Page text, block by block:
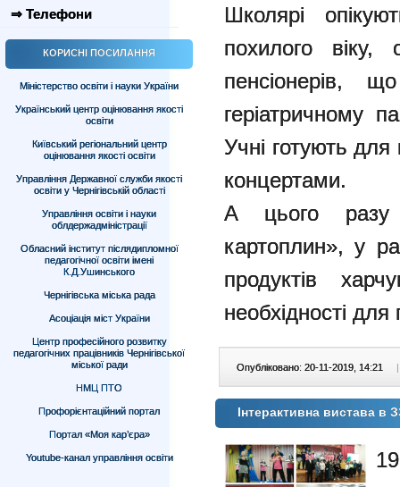
⇒ Телефони
КОРИСНІ ПОСИЛАННЯ
Міністерство освіти і науки України
Український центр оцінювання якості
освіти
Київський регіональний центр
оцінювання якості освіти
Управління Державної служби якості
освіти у Чернігівській області
Управління освіти і науки
облдержадміністрації
Обласний інститут післядипломної
педагогічної освіти імені
К.Д.Ушинського
Чернігівська міська рада
Асоціація міст України
Центр професійного розвитку
педагогічних працівників Чернігівської
міської ради
НМЦ ПТО
Профорієнтаційний портал
Портал «Моя кар’єра»
Youtube-канал управління освіти
Школярі
похилого віку,
геріатричному
Учні готують для
концертами.
А цього разу
картоплин», у
продуктів
необхідності для
Опубліковано: 20-11-2019, 14:21 |
Інтерактивна вистава